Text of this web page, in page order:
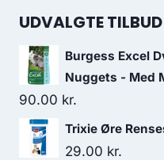
UDVALGTE TILBUD
Burgess Excel
Nuggets - Med
90.00 kr.
Trixie Øre
29.00 kr.